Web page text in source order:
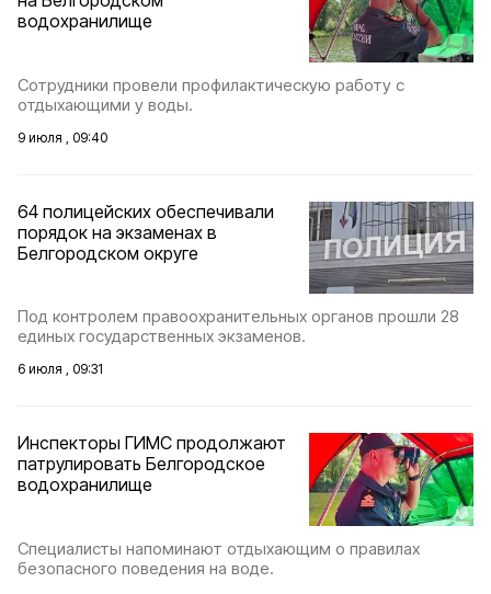
водохранилище
Сотрудники провели профилактическую работу с
отдыхающими у воды.
9 июля , 09:40
64 полицейских обеспечивали
порядок на экзаменах в
Белгородском округе
Под контролем правоохранительных органов прошли 28
единых государственных экзаменов.
6 июля , 09:31
Инспекторы ГИМС продолжают
патрулировать Белгородское
водохранилище
Специалисты напоминают отдыхающим о правилах
безопасного поведения на воде.